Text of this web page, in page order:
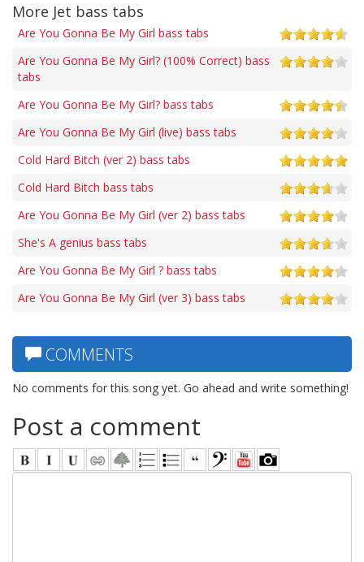
More Jet bass tabs
Are You Gonna Be My Girl bass tabs
Are You Gonna Be My Girl? (100% Correct) bass
tabs
Are You Gonna Be My Girl? bass tabs
Are You Gonna Be My Girl (live) bass tabs
Cold Hard Bitch (ver 2) bass tabs
Cold Hard Bitch bass tabs
Are You Gonna Be My Girl (ver 2) bass tabs
She's A genius bass tabs
Are You Gonna Be My Girl ? bass tabs
Are You Gonna Be My Girl (ver 3) bass tabs
COMMENTS
No comments for this song yet. Go ahead and write something!
Post a comment